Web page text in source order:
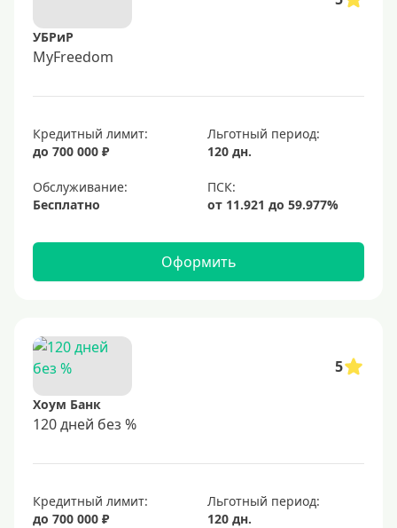
УБРиР
MyFreedom
Кредитный лимит:
до 700 000 ₽
Льготный период:
120 дн.
Обслуживание:
Бесплатно
Оформить
5
Хоум Банк
120 дней без %
Кредитный лимит:
до 700 000 ₽
Льготный период:
120 дн.